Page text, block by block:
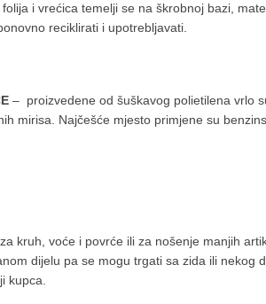
i vrećica temelji se na škrobnoj bazi,
reciklirati i upotrebljavati.
– proizvedene od šuškavog polietilena vrlo
mirisa. Najčešće mjesto primjene su
kruh, voće i povrće ili za nošenje manjih
dijelu pa se mogu trgati sa zida ili nekog
kupca.